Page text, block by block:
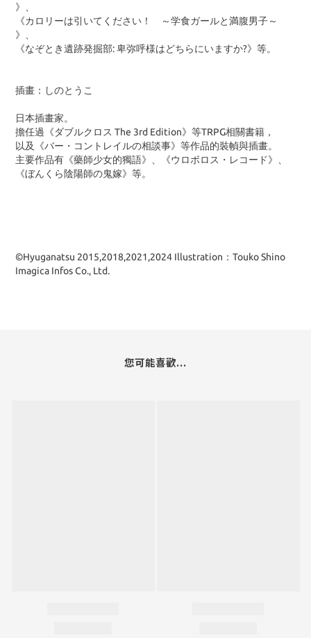
》、
《カロリーは引いてください！ ～学食ガールと満腹男子～
》、
《なぞとき遺跡発掘部: 卑弥呼様はどちらにいますか?》等。
插畫：しのとうこ
日本插畫家。
擔任過《ダブルクロス The 3rd Edition》等TRPG相關書籍，
以及《バー・コントレイルの相談事》等作品的裝幀與插畫。
主要作品有《藥師少女的獨語》、《ウロボロス・レコード》、
《ぼんくら陰陽師の鬼嫁》等。
©Hyuganatsu 2015,2018,2021,2024 Illustration：Touko Shino
Imagica Infos Co., Ltd.
您可能喜歡...